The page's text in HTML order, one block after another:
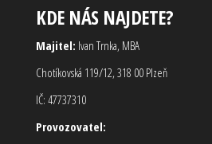
KDE NÁS NAJDETE?
Majitel: Ivan Trnka, MBA
Chotíkovská 119/12, 318 00 Plzeň
IČ: 47737310
Provozovatel: